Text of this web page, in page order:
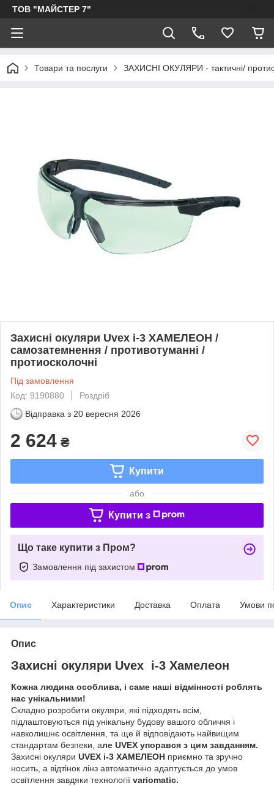
ТОВ "МАЙСТЕР 7"
Товари та послуги ЗАХИСНІ ОКУЛЯРИ - тактичні/
Захисні окуляри Uvex i-3 ХАМЕЛЕОН /
самозатемнення / противотуманні /
протиосколочні
Під замовлення
Код: 9190880
Роздріб
Відправка з 20 вересня 2026
2 624 ₴
Купити
або
Купити з
Що таке купити з Пром?
Замовлення під захистом
Опис Характеристики Доставка Оплата Умови
Опис
Захисні окуляри Uvex i-3 Хамелеон
Кожна людина особлива, і саме наші відмінності роблять
нас унікальними!
Складно розробити окуляри, які підходять всім,
підлаштовуються під унікальну будову вашого обличчя і
навколишнє освітлення, та ще й відповідають найвищим
стандартам безпеки, але UVEX упорався з цим завданням.
Захисні окуляри UVEX i-3 ХАМЕЛЕОН приємно та зручно
носить, а відтінок лінз автоматично адаптується до умов
освітлення завдяки технології variomatic.